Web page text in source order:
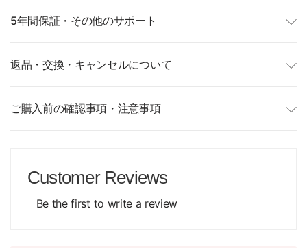
5年間保証・その他のサポート
返品・交換・キャンセルについて
ご購入前の確認事項・注意事項
Customer Reviews
Be the first to write a review